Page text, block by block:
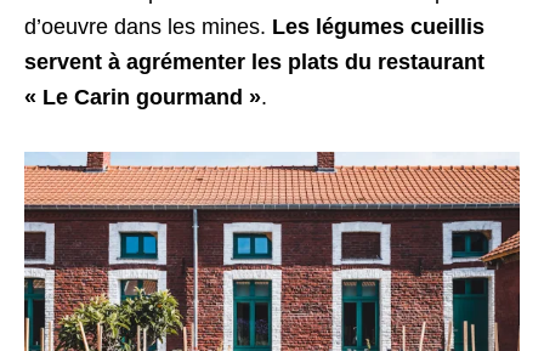
d’oeuvre dans les mines. Les légumes cueillis
servent à agrémenter les plats du restaurant
« Le Carin gourmand ».